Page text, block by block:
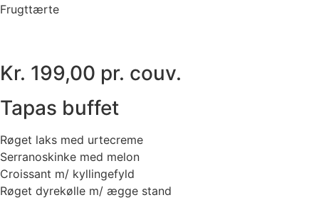
Frugttærte
Kr. 199,00 pr. couv.
Tapas buffet
Røget laks med urtecreme
Serranoskinke med melon
Croissant m/ kyllingefyld
Røget dyrekølle m/ ægge stand